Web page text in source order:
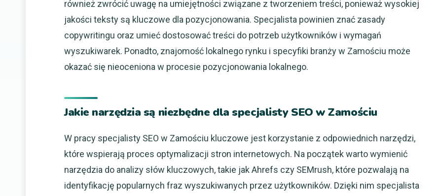
również zwrócić uwagę na umiejętności związane z tworzeniem treści, ponieważ wysokiej
jakości teksty są kluczowe dla pozycjonowania. Specjalista powinien znać zasady
copywritingu oraz umieć dostosować treści do potrzeb użytkowników i wymagań
wyszukiwarek. Ponadto, znajomość lokalnego rynku i specyfiki branży w Zamościu może
okazać się nieoceniona w procesie pozycjonowania lokalnego.
Jakie narzędzia są niezbędne dla specjalisty SEO w Zamościu
W pracy specjalisty SEO w Zamościu kluczowe jest korzystanie z odpowiednich narzędzi,
które wspierają proces optymalizacji stron internetowych. Na początek warto wymienić
narzędzia do analizy słów kluczowych, takie jak Ahrefs czy SEMrush, które pozwalają na
identyfikację popularnych fraz wyszukiwanych przez użytkowników. Dzięki nim specjalista